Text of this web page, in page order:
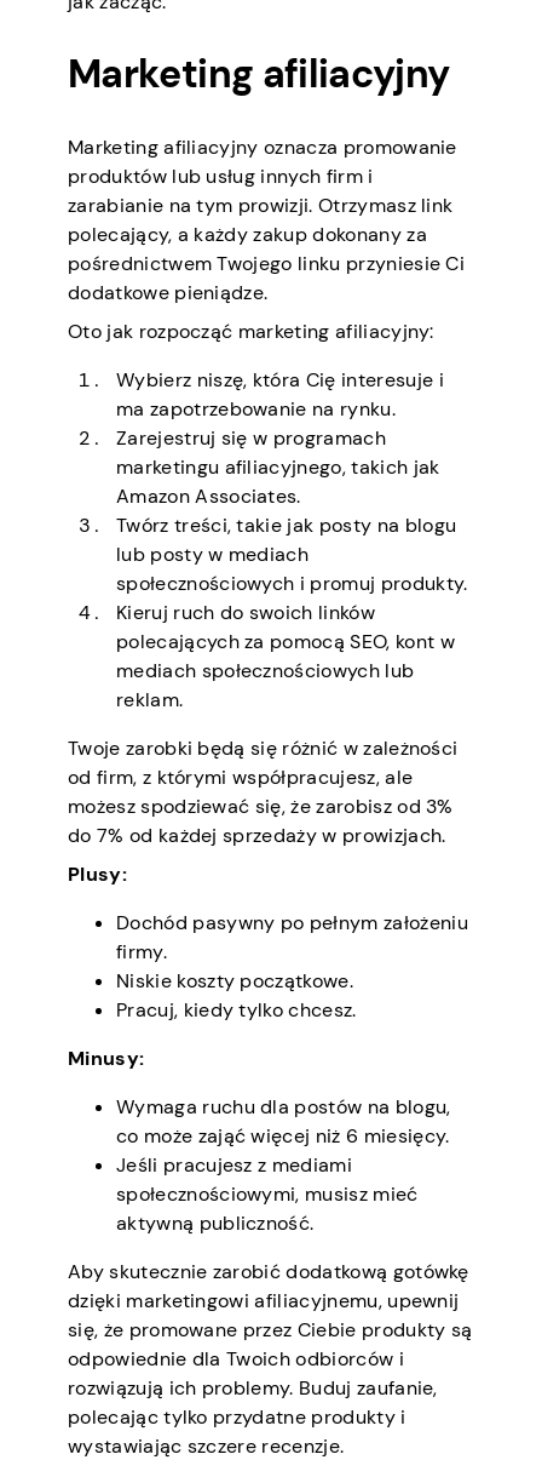
Marketing afiliacyjny
Marketing afiliacyjny oznacza promowanie
produktów lub usług innych firm i
zarabianie na tym prowizji. Otrzymasz link
polecający, a każdy zakup dokonany za
pośrednictwem Twojego linku przyniesie Ci
dodatkowe pieniądze.
Oto jak rozpocząć marketing afiliacyjny:
Wybierz niszę, która Cię interesuje i
ma zapotrzebowanie na rynku.
Zarejestruj się w programach
marketingu afiliacyjnego, takich jak
Amazon Associates.
Twórz treści, takie jak posty na blogu
lub posty w mediach
społecznościowych i promuj produkty.
Kieruj ruch do swoich linków
polecających za pomocą SEO, kont w
mediach społecznościowych lub
reklam.
Twoje zarobki będą się różnić w zależności
od firm, z którymi współpracujesz, ale
możesz spodziewać się, że zarobisz od 3%
do 7% od każdej sprzedaży w prowizjach.
Plusy:
Dochód pasywny po pełnym założeniu
firmy.
Niskie koszty początkowe.
Pracuj, kiedy tylko chcesz.
Minusy:
Wymaga ruchu dla postów na blogu,
co może zająć więcej niż 6 miesięcy.
Jeśli pracujesz z mediami
społecznościowymi, musisz mieć
aktywną publiczność.
Aby skutecznie zarobić dodatkową gotówkę
dzięki marketingowi afiliacyjnemu, upewnij
się, że promowane przez Ciebie produkty są
odpowiednie dla Twoich odbiorców i
rozwiązują ich problemy. Buduj zaufanie,
polecając tylko przydatne produkty i
wystawiając szczere recenzje.